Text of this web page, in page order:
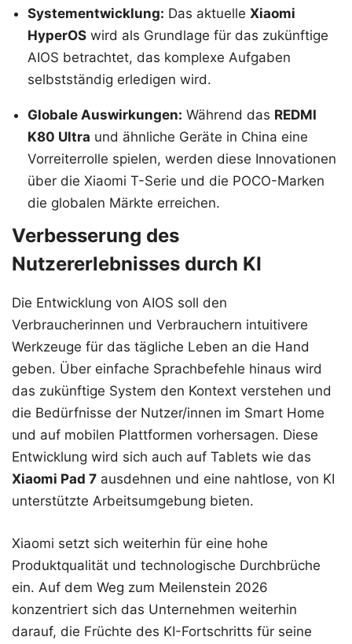
Systementwicklung: Das aktuelle Xiaomi
HyperOS wird als Grundlage für das zukünftige
AIOS betrachtet, das komplexe Aufgaben
selbstständig erledigen wird.
Globale Auswirkungen: Während das REDMI
K80 Ultra und ähnliche Geräte in China eine
Vorreiterrolle spielen, werden diese Innovationen
über die Xiaomi T-Serie und die POCO-Marken
die globalen Märkte erreichen.
Verbesserung des
Nutzererlebnisses durch KI
Die Entwicklung von AIOS soll den
Verbraucherinnen und Verbrauchern intuitivere
Werkzeuge für das tägliche Leben an die Hand
geben. Über einfache Sprachbefehle hinaus wird
das zukünftige System den Kontext verstehen und
die Bedürfnisse der Nutzer/innen im Smart Home
und auf mobilen Plattformen vorhersagen. Diese
Entwicklung wird sich auch auf Tablets wie das
Xiaomi Pad 7 ausdehnen und eine nahtlose, von KI
unterstützte Arbeitsumgebung bieten.
Xiaomi setzt sich weiterhin für eine hohe
Produktqualität und technologische Durchbrüche
ein. Auf dem Weg zum Meilenstein 2026
konzentriert sich das Unternehmen weiterhin
darauf, die Früchte des KI-Fortschritts für seine